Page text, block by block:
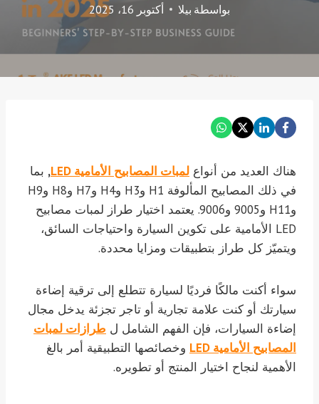
بواسطة بيلا أكتوبر 16، 2025
هناك العديد من أنواع لمبات المصابيح الأمامية LED , بما
في ذلك المصابيح المألوفة H1 وH3 وH4 وH7 وH8 وH9
وH11 و9005 و9006. يعتمد اختيار طراز لمبات مصابيح
LED الأمامية على تكوين السيارة واحتياجات السائق،
ويتميّز كل طراز بتطبيقات ومزايا محددة.
سواء أكنت مالكًا فرديًا لسيارة تتطلع إلى ترقية إضاءة
سيارتك أو كنت علامة تجارية أو تاجر تجزئة يدخل مجال
إضاءة السيارات، فإن الفهم الشامل ل طرازات لمبات
المصابيح الأمامية LED
وخصائصها التطبيقية أمر بالغ
الأهمية لنجاح اختيار المنتج أو تطويره.